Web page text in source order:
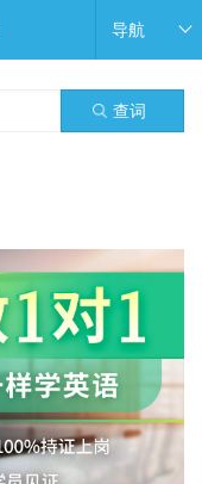
导航
查词